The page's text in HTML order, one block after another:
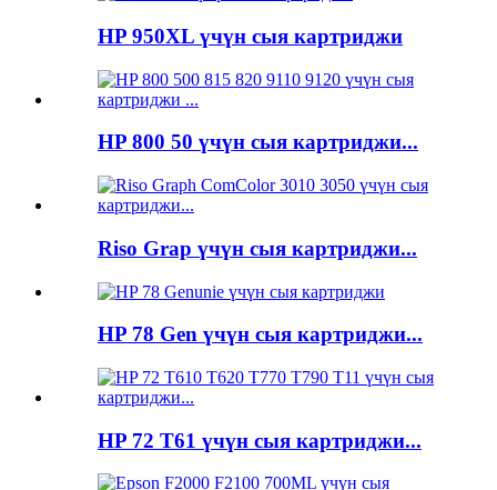
HP 950XL үчүн сыя картриджи
HP 800 50 үчүн сыя картриджи...
Riso Grap үчүн сыя картриджи...
HP 78 Gen үчүн сыя картриджи...
HP 72 T61 үчүн сыя картриджи...